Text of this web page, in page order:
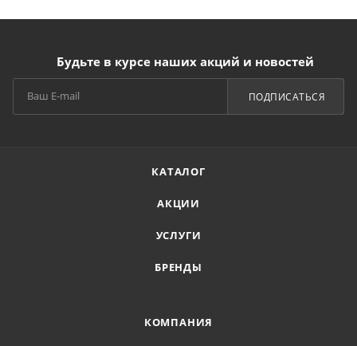
Будьте в курсе наших акций и новостей
ПОДПИСАТЬСЯ
КАТАЛОГ
АКЦИИ
УСЛУГИ
БРЕНДЫ
КОМПАНИЯ